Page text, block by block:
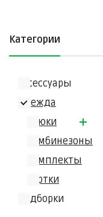
Категории
Аксессуары
Одежда
Брюки
Комбинезоны
Комплекты
Куртки
Подборки